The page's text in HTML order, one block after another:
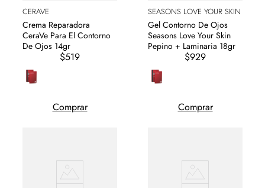
CERAVE
Crema Reparadora
CeraVe Para El Contorno
De Ojos 14gr
$519
Comprar
SEASONS LOVE YOUR SKIN
Gel Contorno De Ojos
Seasons Love Your Skin
Pepino + Laminaria 18gr
$929
Comprar